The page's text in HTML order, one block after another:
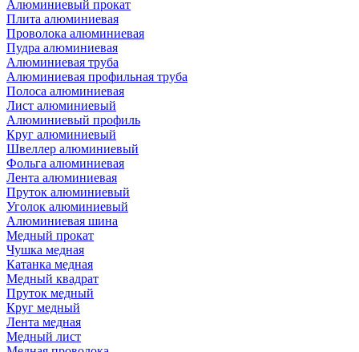
Алюминиевый прокат
Плита алюминиевая
Проволока алюминиевая
Пудра алюминиевая
Алюминиевая труба
Алюминиевая профильная труба
Полоса алюминиевая
Лист алюминиевый
Алюминиевый профиль
Круг алюминиевый
Швеллер алюминиевый
Фольга алюминиевая
Лента алюминиевая
Пруток алюминиевый
Уголок алюминиевый
Алюминиевая шина
Медный прокат
Чушка медная
Катанка медная
Медный квадрат
Пруток медный
Круг медный
Лента медная
Медный лист